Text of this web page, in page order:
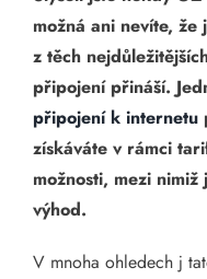
možná ani nevíte,
z těch
připojení přináší.
připojení k internetu
získáváte v rámci
možnosti, mezi
výhod.
V mnoha ohledech j